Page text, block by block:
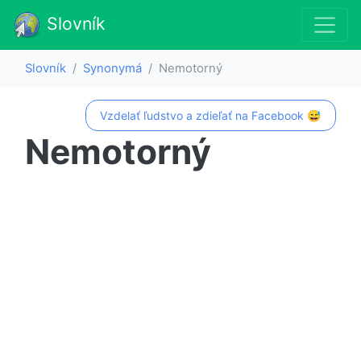
Slovník
Slovník Synonymá Nemotorný
Vzdelať ľudstvo a zdieľať na Facebook 😅
Nemotorný